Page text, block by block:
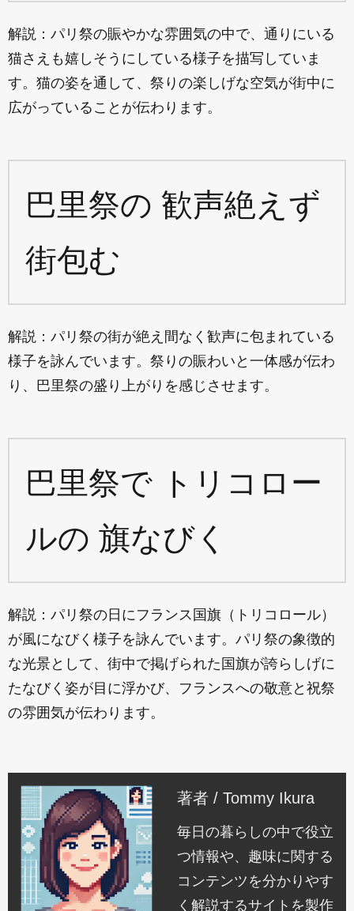
解説：パリ祭の賑やかな雰囲気の中で、通りにいる
猫さえも嬉しそうにしている様子を描写していま
す。猫の姿を通して、祭りの楽しげな空気が街中に
広がっていることが伝わります。
巴里祭の 歓声絶えず
街包む
解説：パリ祭の街が絶え間なく歓声に包まれている
様子を詠んでいます。祭りの賑わいと一体感が伝わ
り、巴里祭の盛り上がりを感じさせます。
巴里祭で トリコロー
ルの 旗なびく
解説：パリ祭の日にフランス国旗（トリコロール）
が風になびく様子を詠んでいます。パリ祭の象徴的
な光景として、街中で掲げられた国旗が誇らしげに
たなびく姿が目に浮かび、フランスへの敬意と祝祭
の雰囲気が伝わります。
著者 / Tommy Ikura
毎日の暮らしの中で役立
つ情報や、趣味に関する
コンテンツを分かりやす
く解説するサイトを製作